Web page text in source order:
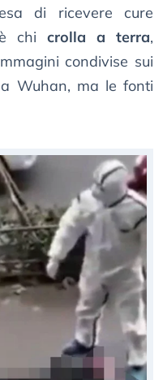
di ricevere cure
chi crolla a terra,
condivise sui
Wuhan, ma le fonti